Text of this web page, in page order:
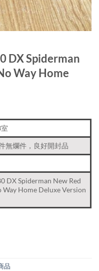
DX Spiderman
Way Home
無爛件，良好開封品
DX Spiderman New Red
Way Home Deluxe Version
品​